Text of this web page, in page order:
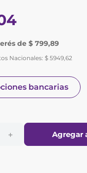
de $ 799,89
Nacionales:$ 5949,62
bancarias
＋ Agregar